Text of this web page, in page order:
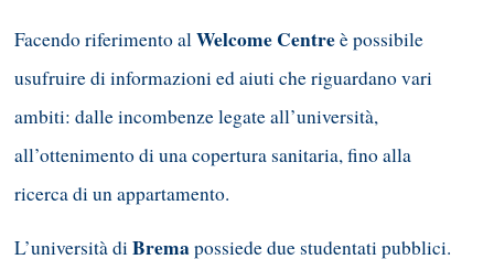
Facendo riferimento alWelcome Centreè possibile
usufruire di informazioni ed aiuti che riguardano vari
ambiti: dalle incombenze legate all’università,
all’ottenimento di una copertura sanitaria, fino alla
ricerca di un appartamento.
L’università di Bremapossiede due studentati pubblici.